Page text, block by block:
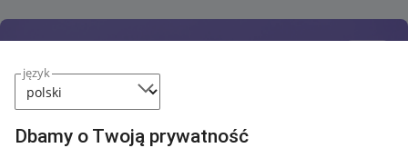
język
Dbamy o Twoją prywatność